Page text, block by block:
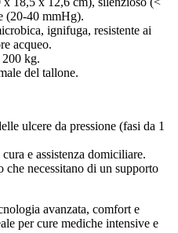
(20-40 mmHg).
ignifuga, resistente ai
acqueo.
200 kg.
del tallone.
ulcere da pressione (fasi da 1
e assistenza domiciliare.
che necessitano di un supporto
avanzata, comfort e
per cure mediche intensive e